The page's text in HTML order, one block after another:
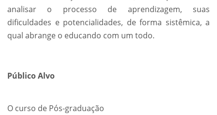
analisar o processo de aprendizagem, suas
dificuldades e potencialidades, de forma sistêmica, a
qual abrange o educando com um todo.
Público Alvo
O curso de Pós-graduação